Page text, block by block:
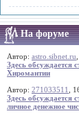
На форуме
Автор: astro.sibnet.ru
Здесь обсуждается
Хиромантии
Автор: 271033511
,
Здесь обсуждается
личное денежное